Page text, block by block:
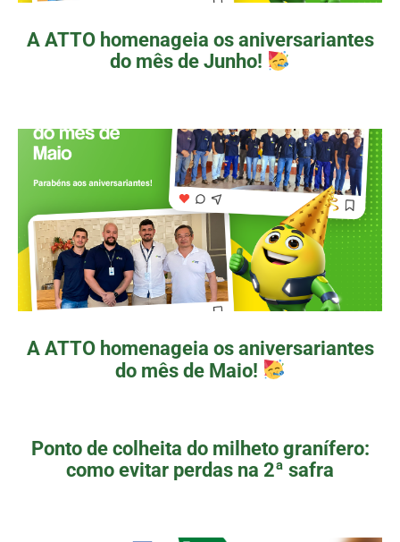
A ATTO homenageia os aniversariantes
do mês de Junho!
A ATTO homenageia os aniversariantes
do mês de Maio!
Ponto de colheita do milheto granífero:
como evitar perdas na 2ª safra